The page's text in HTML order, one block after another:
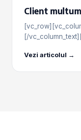
Client
[/
Vezi articolul →